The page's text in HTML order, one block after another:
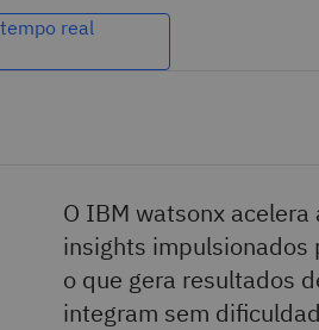
real
O IBM watsonx
insights impulsionados
o que gera resultados
integram sem